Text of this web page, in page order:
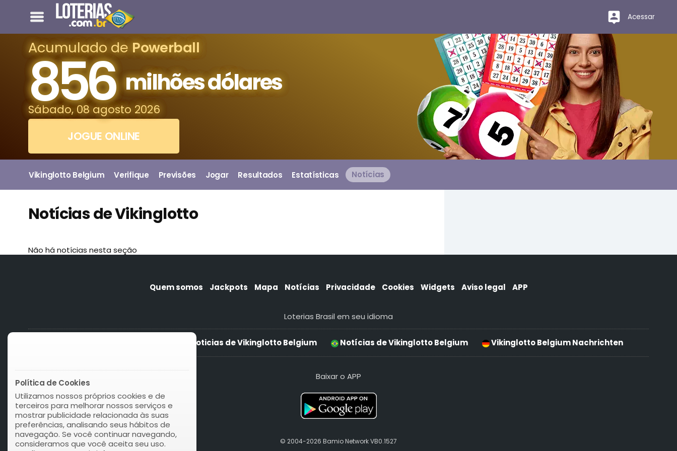
Acessar
Acumulado de Powerball
856 milhões dólares
Sábado, 08 agosto 2026
JOGUE ONLINE
Vikinglotto Belgium Verifique Previsões Jogar Resultados Estatísticas Notícias
Notícias de Vikinglotto
Não há notícias nesta seção
Quem somos Jackpots Mapa Notícias Privacidade Cookies Widgets Aviso legal APP
Loterias Brasil em seu idioma
Noticias de Vikinglotto Belgium Notícias de Vikinglotto Belgium Vikinglotto Belgium Nachrichten
Baixar o APP
© 2004-2026 Bamio Network VB0.1527
Política de Cookies
Utilizamos nossos próprios cookies e de
terceiros para melhorar nossos serviços e
mostrar publicidade relacionada às suas
preferências, analisando seus hábitos de
navegação. Se você continuar navegando,
consideramos que você aceita seu uso.